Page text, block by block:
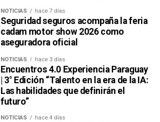
NOTICIAS hace 7 días
Seguridad seguros acompaña la feria
cadam motor show 2026 como
aseguradora oficial
NOTICIAS hace 3 días
Encuentros 4.0 Experiencia Paraguay
| 3° Edición “Talento en la era de la IA:
Las habilidades que definirán el
futuro”
NOTICIAS hace 4 días